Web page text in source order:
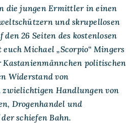
und
die jungen Ermittler in einen
und skrupellosen
den 26 Seiten des kostenlosen
Michael „Scorpio“ Mingers
Kastanienmännchen politischen
Widerstand von
Handlungen von
Drogenhandel und
schiefen Bahn.